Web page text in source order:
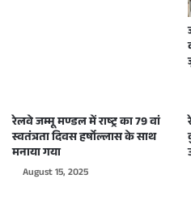
रेलवे जम्मू मण्डल में राष्ट्र का 79 वां
स्वतंत्रता दिवस हर्षोल्लास के साथ
मनाया गया
August 15, 2025